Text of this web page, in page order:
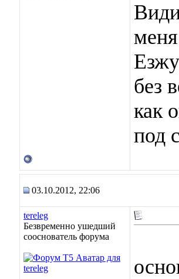
без
как
под
03.10.2012, 22:06
tereleg
Безвременно ушедший
сооснователь форума